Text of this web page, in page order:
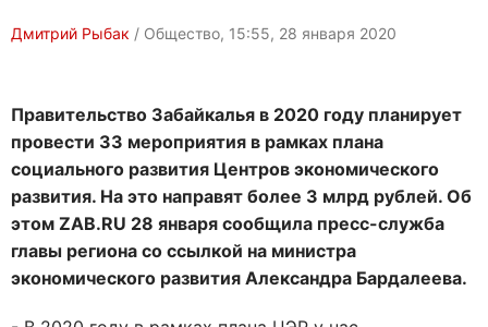
Дмитрий Рыбак / Общество, 15:55, 28 января 2020
Правительство Забайкалья в 2020 году планирует
провести 33 мероприятия в рамках плана
социального развития Центров экономического
развития. На это направят более 3 млрд рублей. Об
этом ZAB.RU 28 января сообщила пресс-служба
главы региона со ссылкой на министра
экономического развития Александра Бардалеева.